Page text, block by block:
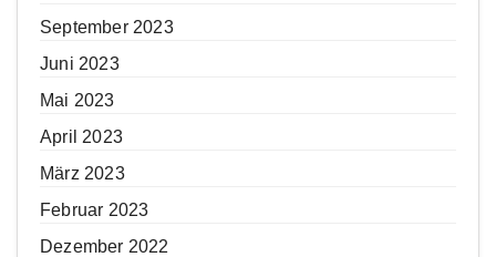
September 2023
Juni 2023
Mai 2023
April 2023
März 2023
Februar 2023
Dezember 2022